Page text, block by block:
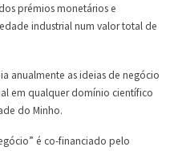
prémios monetários e
industrial num valor total de
anualmente as ideias de negócio
em qualquer domínio científico
do Minho.
é co-financiado pelo